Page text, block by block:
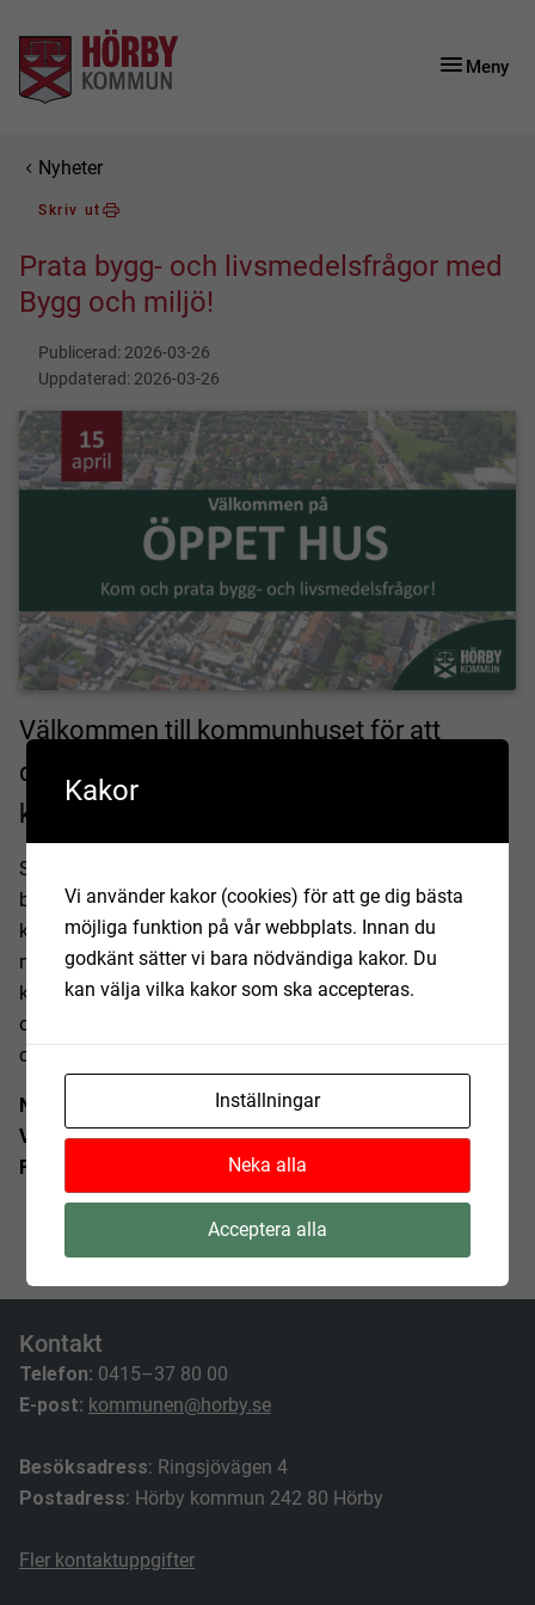
Gå till innehåll
Gå till huvudmeny
Meny
Du är här:
Nyheter
Skriv ut
Prata bygg- och livsmedelsfrågor med
Bygg och miljö!
Publicerad: 2026-03-26
Uppdaterad: 2026-03-26
Välkommen till kommunhuset för att
diskutera bygg- och livsmedelsfrågor med
kommunens bygg- och miljöavdelning.
Ska du bygga nytt där hemma och har frågor om
bygglovsregler? Driver du verksamhet och undrar vad som
krävs för livsmedelstillstånd och serveringstillstånd? Ta
med dina frågor till kommunhuset och ställ dem till
kommunens bygglovshandläggare, byggnadsinspektörer
och livsmedelsinspektörer den 15 april. Det bjuds på kaffe
och kaka!
När?
15 april mellan klockan 15:00 – 17:30
Var?
Hörbysalen, kommunhuset
För vem?
Dig som privatperson och företagare
Kontakt
Telefon: 0415–37 80 00
E-post: kommunen@horby.se
Besöksadress: Ringsjövägen 4
Postadress: Hörby kommun 242 80 Hörby
Fler kontaktuppgifter
Kakor
Vi använder kakor (cookies) för att ge dig bästa
möjliga funktion på vår webbplats. Innan du
godkänt sätter vi bara nödvändiga kakor. Du
kan välja vilka kakor som ska accepteras.
Inställningar
Neka alla
Acceptera alla